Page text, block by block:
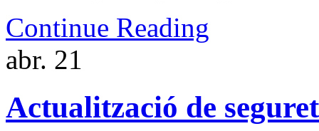
Continue Reading
abr. 21
Actualització de